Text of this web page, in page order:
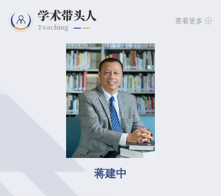
学术带头人
Teaching
查看更多
蒋建中